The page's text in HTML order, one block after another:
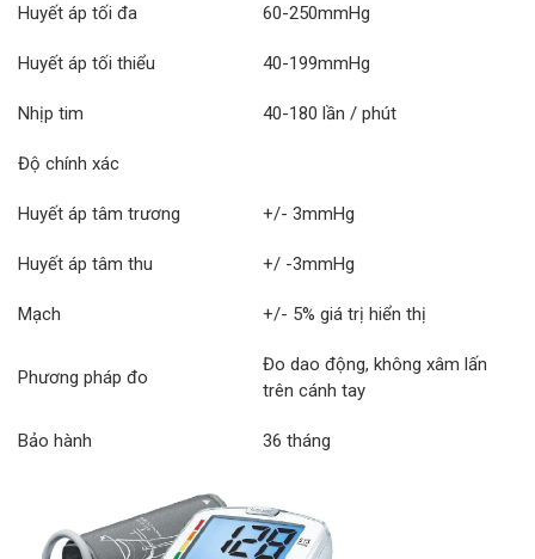
Huyết áp tối đa 60-250mmHg
Huyết áp tối thiểu 40-199mmHg
Nhịp tim 40-180 lần / phút
Độ chính xác
Huyết áp tâm trương +/- 3mmHg
Huyết áp tâm thu +/ -3mmHg
Mạch +/- 5% giá trị hiển thị
Phương pháp đo
Đo dao động, không xâm lấn
trên cánh tay
Bảo hành 36 tháng